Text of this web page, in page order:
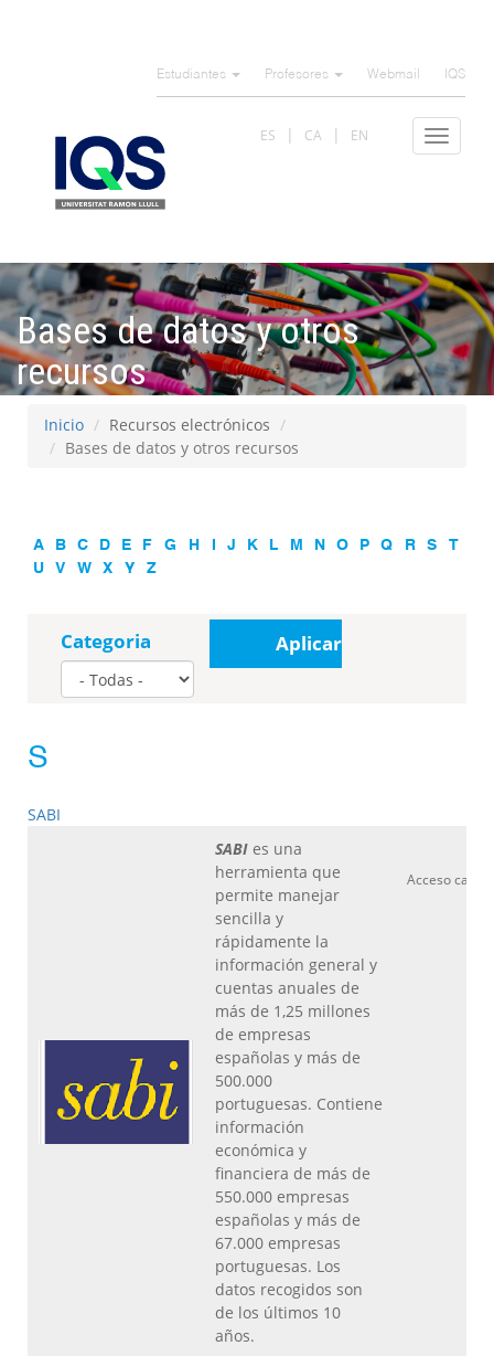
Estudiantes Profesores Webmail IQS
Toggle
ES CA EN
Bases de datos y otros
recursos
Inicio
Recursos electrónicos
Bases de datos y otros recursos
A B C D E F G H J K L M N O P Q R S
T
U
V W X Y Z
Categoria Aplicar
S
SABI
SABI es una
herramienta que
permite manejar
sencilla y
rápidamente la
información general y
cuentas anuales de
más de 1,25 millones
de empresas
españolas y más de
500.000
portuguesas. Contiene
información
económica y
financiera de más de
550.000 empresas
españolas y más de
67.000 empresas
portuguesas. Los
datos recogidos son
de los últimos 10
años.
Acceso